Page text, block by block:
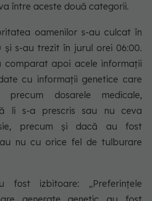
între aceste două categorii.
oamenilor s-au culcat în
și s-au trezit în jurul orei 06:00.
comparat apoi acele informații
cu informații genetice care
precum dosarele medicale,
li s-a prescris sau nu ceva
precum și dacă au fost
nu cu orice fel de tulburare
fost izbitoare: „Preferințele